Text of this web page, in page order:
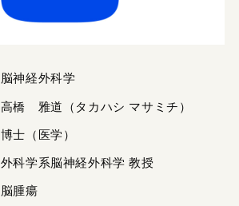
脳神経外科学
高橋 雅道（タカハシ マサミチ）
博士（医学）
外科学系脳神経外科学 教授
脳腫瘍